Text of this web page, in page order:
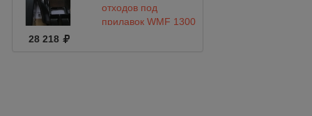
отходов под
прилавок WMF 1300
28 218